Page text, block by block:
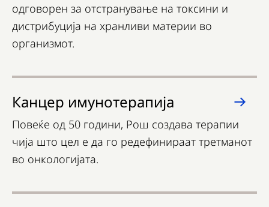
одговорен за отстранување на токсини и
дистрибуција на хранливи материи во
организмот.
Канцер имунотерапија
Повеќе од 50 години, Рош создава терапии
чија што цел е да го редефинираат третманот
во онкологијата.